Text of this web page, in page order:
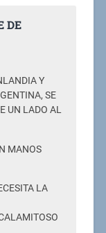
DE
Y
SE
UN LADO AL
MANOS
LA